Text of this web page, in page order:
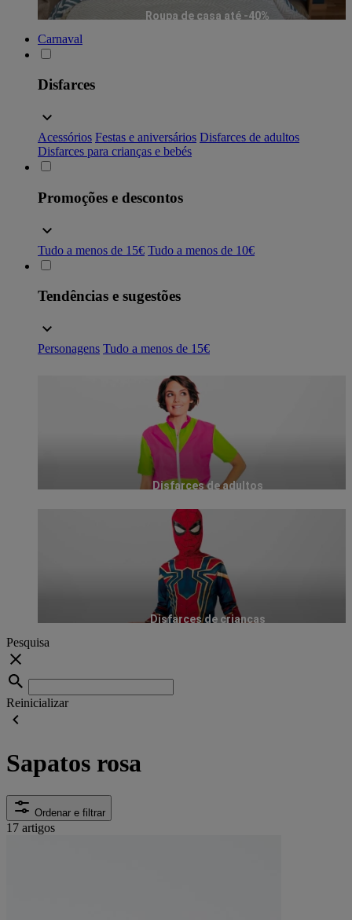
Roupa de casa até -40%
Carnaval
Disfarces
Acessórios Festas e aniversários Disfarces de adultos
Disfarces para crianças e bebés
Promoções e descontos
Tudo a menos de 15€ Tudo a menos de 10€
Tendências e sugestões
Personagens Tudo a menos de 15€
Disfarces de adultos
Disfarces de crianças
Pesquisa
Reinicializar
Sapatos rosa
Ordenar e filtrar
17 artigos